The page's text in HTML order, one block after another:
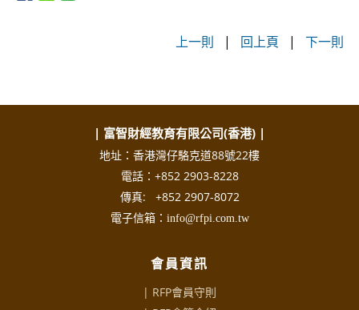
上一則 | 回上頁 |下一則
| 富智財經教育有限公司(香港) |
地址：香港灣仔駱克道88號22樓
電話：+852 2903-8228
傳真: +852 2907-8072
電子信箱：info@rfpi.com.tw
會員資訊
| RFP會員守則